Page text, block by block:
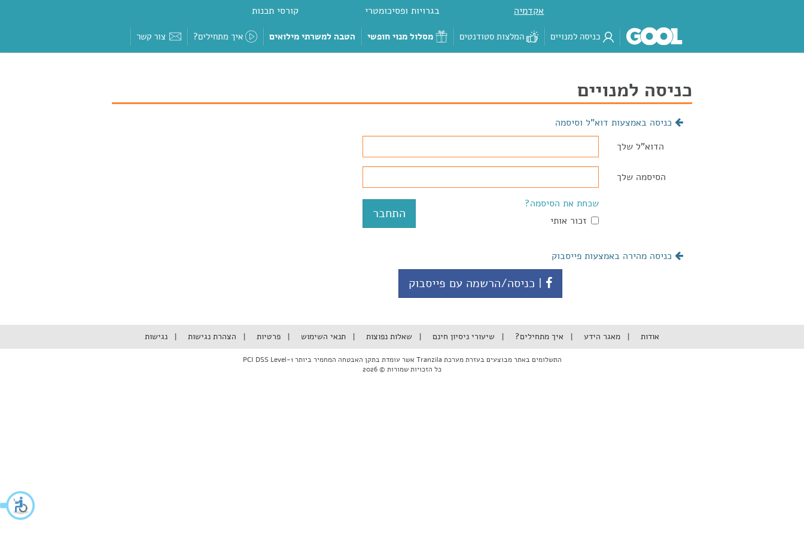
אקדמיה בגרויות ופסיכומטרי קורסי תכנות
כניסה למנויים המלצות סטודנטים מסלול מנוי חופשי הטבה למשרתי מילואים איך מתחילים? צור קשר
כניסה למנויים
כניסה באמצעות דוא"ל וסיסמה
הדוא"ל שלך
הסיסמה שלך
שכחת את הסיסמה?
זכור אותי
כניסה מהירה באמצעות פייסבוק
| כניסה/הרשמה עם פייסבוק
אודות מאגר הידע איך מתחילים? שיעורי ניסיון חינם שאלות נפוצות תנאי השימוש פרטיות הצהרת נגישות נגישות
התשלומים באתר מבוצעים בעזרת מערכת Tranzila אשר עומדת בתקן האבטחה המחמיר ביותר PCI DSS Level-1
כל הזכויות שמורות © 2026